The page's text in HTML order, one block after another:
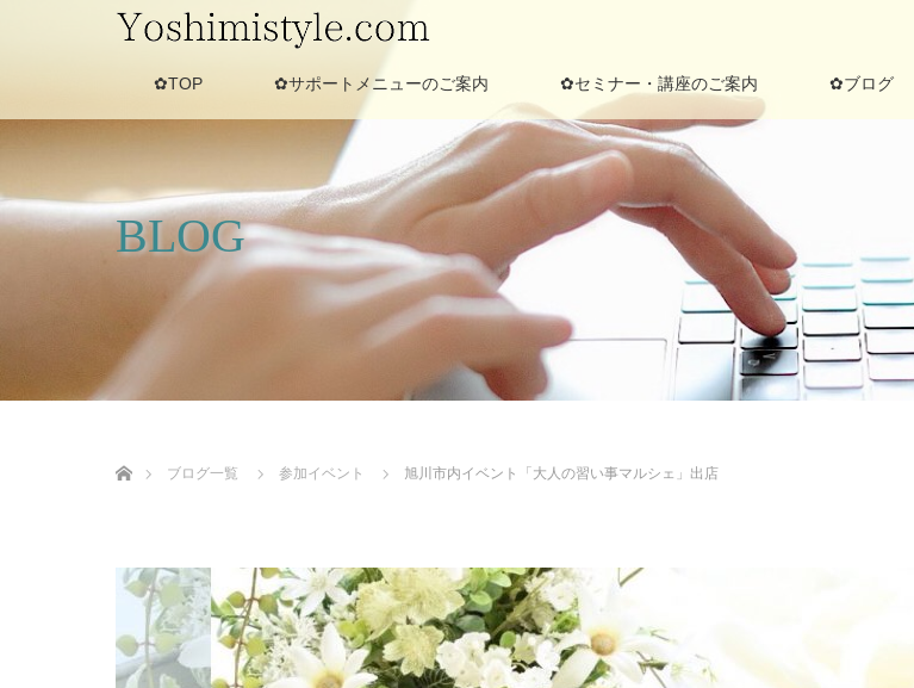
✿TOP ✿サポートメニューのご案内 ✿セミナー・講座のご案内 ✿ブログ
BLOG
ブログ一覧
参加イベント 旭川市内イベント「大人の習い事マルシェ」出店